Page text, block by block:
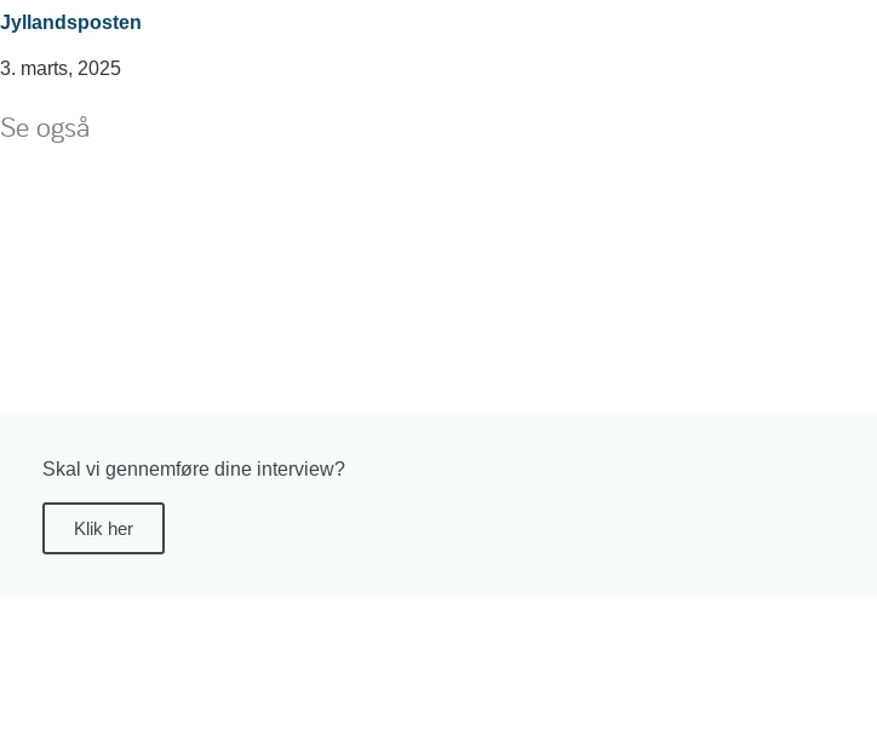
Jyllandsposten
3. marts, 2025
Se også
Skal vi gennemføre dine interview?
Klik her